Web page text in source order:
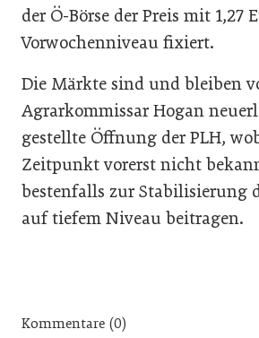
der Ö-Börse der Preis mit 1,27
Vorwochenniveau fixiert.
Die Märkte sind und bleiben
Agrarkommissar Hogan
gestellte Öffnung der PLH,
Zeitpunkt vorerst nicht
bestenfalls zur Stabilisierung
auf tiefem Niveau beitragen.
Kommentare (0)